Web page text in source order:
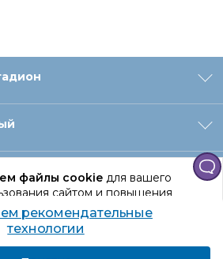
файлы cookieдля вашего
сайтом и повышения
рекомендаций.
сайта, вы даете
персональных данных
рекомендательные
технологии